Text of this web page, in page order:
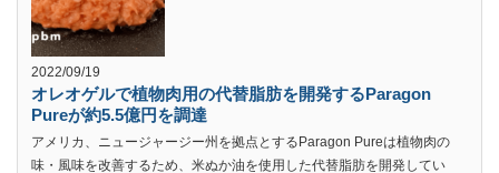
2022/09/19
オレオゲルで植物肉用の代替脂肪を開発するParagon
Pureが約5.5億円を調達
アメリカ、ニュージャージー州を拠点とするParagon Pureは植物肉の
味・風味を改善するため、米ぬか油を使用した代替脂肪を開発してい